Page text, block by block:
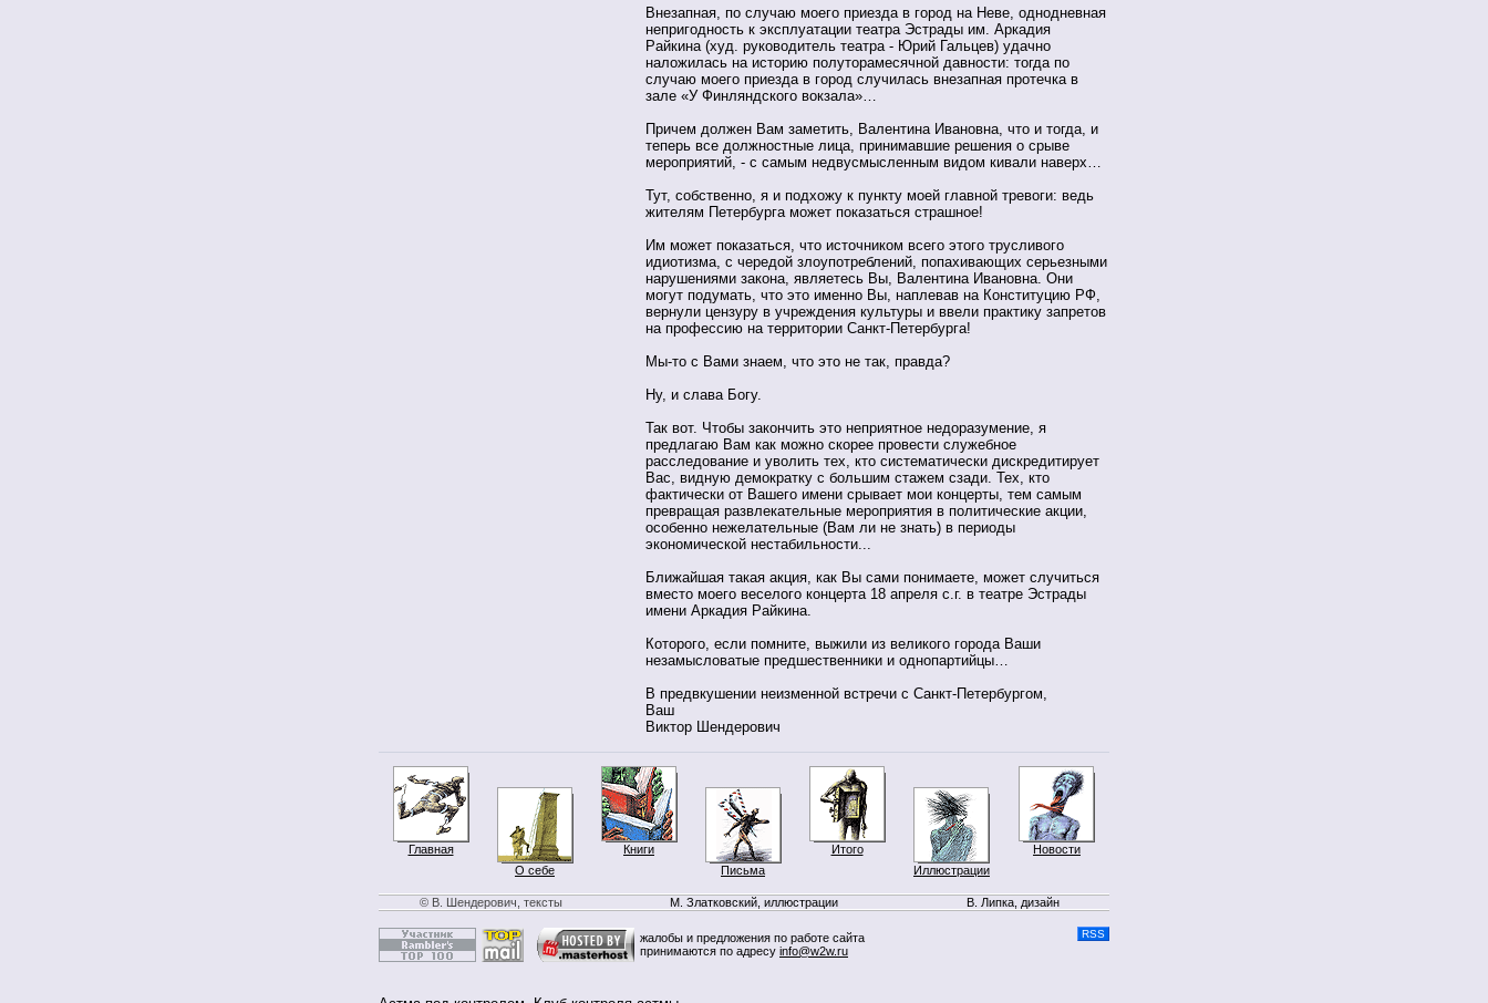
Внезапная, по случаю моего приезда в город на Неве, однодневная
непригодность к эксплуатации театра Эстрады им. Аркадия
Райкина (худ. руководитель театра - Юрий Гальцев) удачно
наложилась на историю полуторамесячной давности: тогда по
случаю моего приезда в город случилась внезапная протечка в
зале «У Финляндского вокзала»…
Причем должен Вам заметить, Валентина Ивановна, что и тогда, и
теперь все должностные лица, принимавшие решения о срыве
мероприятий, - с самым недвусмысленным видом кивали наверх…
Тут, собственно, я и подхожу к пункту моей главной тревоги: ведь
жителям Петербурга может показаться страшное!
Им может показаться, что источником всего этого трусливого
идиотизма, с чередой злоупотреблений, попахивающих серьезными
нарушениями закона, являетесь Вы, Валентина Ивановна. Они
могут подумать, что это именно Вы, наплевав на Конституцию РФ,
вернули цензуру в учреждения культуры и ввели практику запретов
на профессию на территории Санкт-Петербурга!
Мы-то с Вами знаем, что это не так, правда?
Ну, и слава Богу.
Так вот. Чтобы закончить это неприятное недоразумение, я
предлагаю Вам как можно скорее провести служебное
расследование и уволить тех, кто систематически дискредитирует
Вас, видную демократку с большим стажем сзади. Тех, кто
фактически от Вашего имени срывает мои концерты, тем самым
превращая развлекательные мероприятия в политические акции,
особенно нежелательные (Вам ли не знать) в периоды
экономической нестабильности...
Ближайшая такая акция, как Вы сами понимаете, может случиться
вместо моего веселого концерта 18 апреля с.г. в театре Эстрады
имени Аркадия Райкина.
Которого, если помните, выжили из великого города Ваши
незамысловатые предшественники и однопартийцы…
В предвкушении неизменной встречи с Санкт-Петербургом,
Ваш
Виктор Шендерович
Главная
О себе
Книги
Письма
Итого
Иллюстрации
Новости
© В. Шендерович, тексты М. Златковский, иллюстрации В. Липка, дизайн
жалобы и предложения по работе сайта
принимаются по адресу info@w2w.ru
RSS